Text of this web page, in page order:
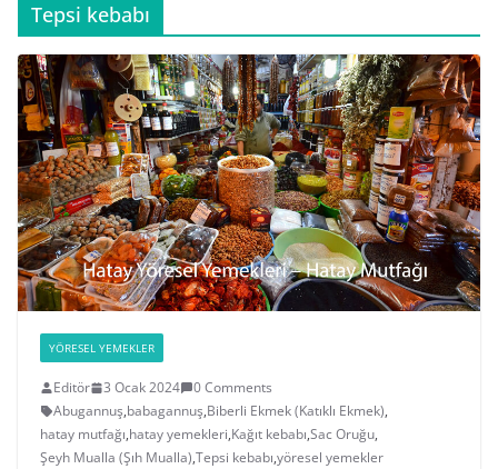
Tepsi kebabı
YÖRESEL YEMEKLER
Editör 3 Ocak 2024
0 Comments
Abugannuş,babagannuş,Biberli Ekmek (Katıklı Ekmek),
hatay mutfağı,hatay yemekleri,Kağıt kebabı,Sac Oruğu,
Şeyh Mualla (Şıh Mualla),Tepsi kebabı,yöresel yemekler